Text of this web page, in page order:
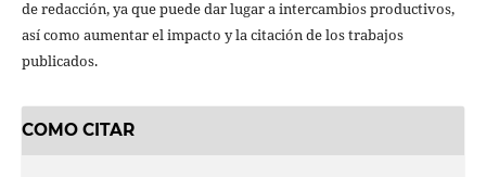
de redacción, ya que puede dar lugar a intercambios productivos,
así como aumentar el impacto y la citación de los trabajos
publicados.
COMO CITAR